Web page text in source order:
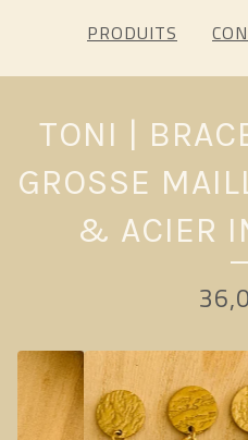
PRODUITS
TONI |
GROSSE
& ACIER